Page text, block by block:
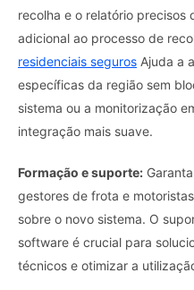
recolha e o relatório precisos
adicional ao processo de
residenciais seguros Ajuda a
específicas da região sem
sistema ou a monitorização
integração mais suave.
Formação e suporte:
gestores de frota e
sobre o novo sistema. O
software é crucial para
técnicos e otimizar a